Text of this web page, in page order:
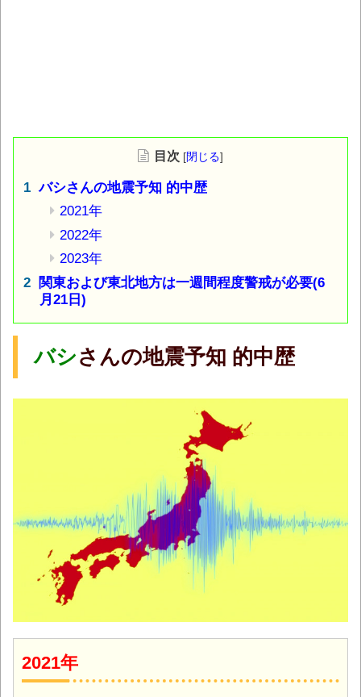
目次 [閉じる]
バシさんの地震予知 的中歴
2021年
2022年
2023年
関東および東北地方は一週間程度警戒が必要(6
月21日)
バシさんの地震予知 的中歴
2021年